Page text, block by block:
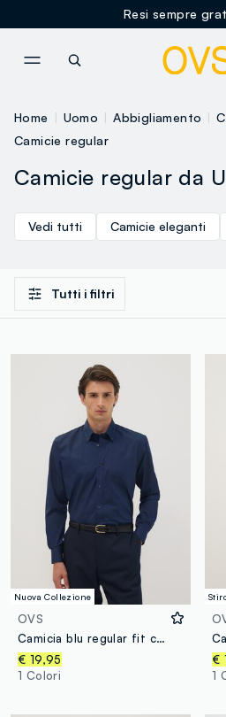
Resi sempre
Home Uomo Abbigliamento
Camicie regular
Camicie regular da
Vedi tutti Camicie eleganti
Tutti i filtri
Nuova Collezione
OVS
Camicia blu regular fit con collo button down easy iron
€ 19,95
1 Colori
€
1